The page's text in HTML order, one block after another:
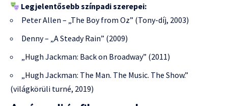
Legjelentősebb színpadi szerepei:
Peter Allen – „The Boy from Oz” (Tony-díj, 2003)
Denny – „A Steady Rain” (2009)
„Hugh Jackman: Back on Broadway” (2011)
„Hugh Jackman: The Man. The Music. The Show.”
(világkörüli turné, 2019)